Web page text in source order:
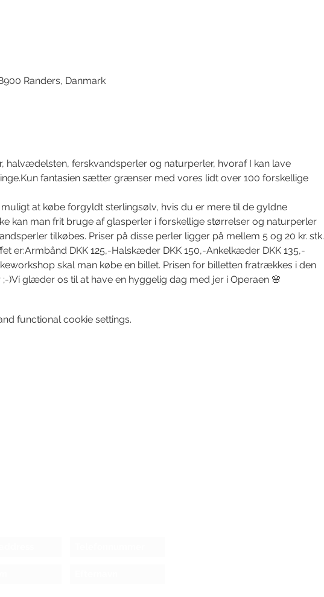
Randers, Danmark
halvædelsten, ferskvandsperler og naturperler, hvoraf I kan lave
fantasien sætter grænser med vores lidt over 100 forskellige
at købe forgyldt sterlingsølv, hvis du er mere til de gyldne
kan man frit bruge af glasperler i forskellige størrelser og naturperler
tilkøbes. Priser på disse perler ligger på mellem 5 og 20 kr. stk.
er:Armbånd DKK 125,-Halskæder DKK 150,-Ankelkæder DKK 135,-
skal man købe en billet. Prisen for billetten fratrækkes i den
)Vi glæder os til at have en hyggelig dag med jer i Operaen 🌸
functional cookie settings.